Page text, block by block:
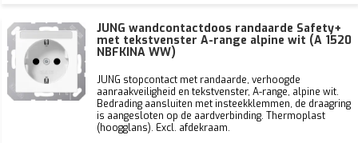
JUNG wandcontactdoos randaarde Safety+
met tekstvenster A-range alpine wit (A 1520
NBFKINA WW)
JUNG stopcontact met randaarde, verhoogde
aanraakveiligheid en tekstvenster, A-range, alpine wit.
Bedrading aansluiten met insteekklemmen, de draagring
is aangesloten op de aardverbinding. Thermoplast
(hoogglans). Excl. afdekraam.